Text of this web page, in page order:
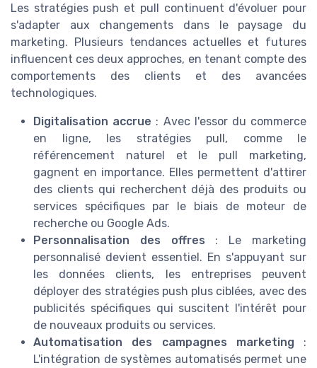
Les stratégies push et pull continuent d'évoluer pour
s'adapter aux changements dans le paysage du
marketing. Plusieurs tendances actuelles et futures
influencent ces deux approches, en tenant compte des
comportements des clients et des avancées
technologiques.
Digitalisation accrue : Avec l'essor du commerce
en ligne, les stratégies pull, comme le
référencement naturel et le pull marketing,
gagnent en importance. Elles permettent d'attirer
des clients qui recherchent déjà des produits ou
services spécifiques par le biais de moteur de
recherche ou Google Ads.
Personnalisation des offres : Le marketing
personnalisé devient essentiel. En s'appuyant sur
les données clients, les entreprises peuvent
déployer des stratégies push plus ciblées, avec des
publicités spécifiques qui suscitent l'intérêt pour
de nouveaux produits ou services.
Automatisation des campagnes marketing :
L'intégration de systèmes automatisés permet une